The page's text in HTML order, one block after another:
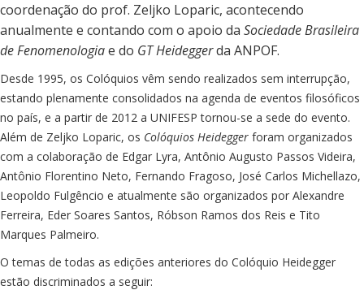
coordenação do prof. Zeljko Loparic, acontecendo
anualmente e contando com o apoio da Sociedade Brasileira
de Fenomenologiae do GT Heideggerda ANPOF.
Desde 1995, os Colóquios vêm sendo realizados sem interrupção,
estando plenamente consolidados na agenda de eventos filosóficos
no país, e a partir de 2012 a UNIFESP tornou-se a sede do evento.
Além de Zeljko Loparic, os Colóquios Heidegger foram organizados
com a colaboração de Edgar Lyra, Antônio Augusto Passos Videira,
Antônio Florentino Neto, Fernando Fragoso, José Carlos Michellazo,
Leopoldo Fulgêncio e atualmente são organizados por Alexandre
Ferreira, Eder Soares Santos, Róbson Ramos dos Reis e Tito
Marques Palmeiro.
O temas de todas as edições anteriores do Colóquio Heidegger
estão discriminados a seguir: